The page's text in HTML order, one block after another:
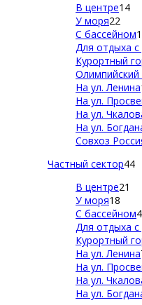
В центре14
У моря22
С бассейном
Для отдыха с
Курортный
Олимпийский
На ул. Ленина
На ул.
На ул.
На ул.
Совхоз
Частный сектор44
В центре21
У моря18
С бассейном4
Для отдыха с
Курортный
На ул. Ленина
На ул.
На ул.
На ул.